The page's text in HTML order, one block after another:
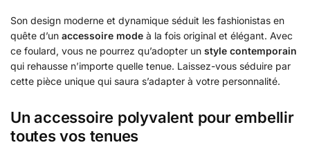
Son design moderne et dynamique séduit les fashionistas en
quête d’un accessoire mode à la fois original et élégant. Avec
ce foulard, vous ne pourrez qu’adopter un style contemporain
qui rehausse n’importe quelle tenue. Laissez-vous séduire par
cette pièce unique qui saura s’adapter à votre personnalité.
Un accessoire polyvalent pour embellir
toutes vos tenues